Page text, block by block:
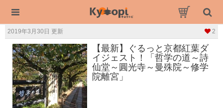
2019年3月30日 更新 2
【最新】ぐるっと京都紅葉ダ
イジェスト！「哲学の道～詩
仙堂～圓光寺～曼殊院～修学
院離宮」